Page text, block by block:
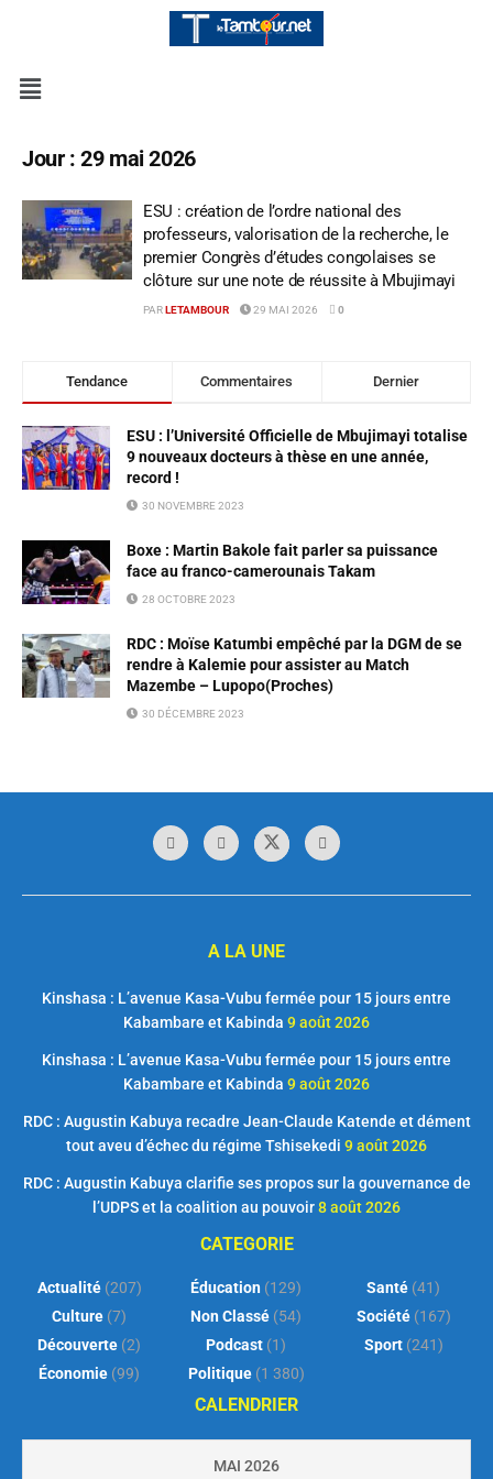
Jour :29 mai 2026
ESU : création de l’ordre national des
professeurs, valorisation de la recherche, le
premier Congrès d’études congolaises se
clôture sur une note de réussite à Mbujimayi
PAR LETAMBOUR 29 MAI 2026 0
Tendance Commentaires Dernier
ESU : l’Université Officielle de Mbujimayi totalise
9 nouveaux docteurs à thèse en une année,
record !
30 NOVEMBRE 2023
Boxe : Martin Bakole fait parler sa puissance
face au franco-camerounais Takam
28 OCTOBRE 2023
RDC : Moïse Katumbi empêché par la DGM de se
rendre à Kalemie pour assister au Match
Mazembe – Lupopo(Proches)
30 DÉCEMBRE 2023
A LA UNE
Kinshasa : L’avenue Kasa-Vubu fermée pour 15 jours entre
Kabambare et Kabinda 9 août 2026
Kinshasa : L’avenue Kasa-Vubu fermée pour 15 jours entre
Kabambare et Kabinda 9 août 2026
RDC : Augustin Kabuya recadre Jean-Claude Katende et dément
tout aveu d’échec du régime Tshisekedi 9 août 2026
RDC : Augustin Kabuya clarifie ses propos sur la gouvernance de
l’UDPS et la coalition au pouvoir8 août 2026
CATEGORIE
Actualité(207)
Culture (7)
Découverte (2)
Économie (99)
Éducation (129)
Non Classé (54)
Podcast (1)
Politique(1 380)
Santé (41)
Société(167)
Sport(241)
CALENDRIER
MAI 2026